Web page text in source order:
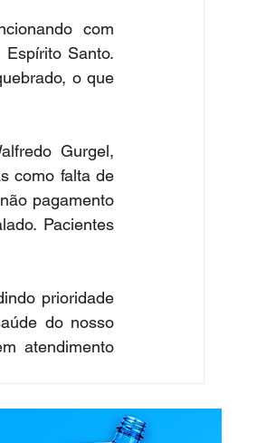
com
Santo.
o que
Gurgel,
como falta de
pagamento
Pacientes
prioridade
do nosso
atendimento